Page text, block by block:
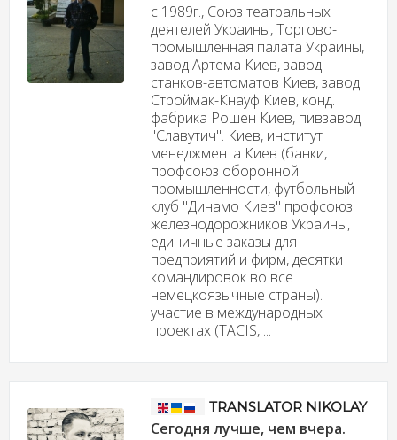
c 1989г., Союз театральных
деятелей Украины, Торгово-
промышленная палата Украины,
завод Артема Киев, завод
станков-автоматов Киев, завод
Строймак-Кнауф Киев, конд.
фабрика Рошен Киев, пивзавод
"Славутич". Киев, институт
менеджмента Киев (банки,
профсоюз оборонной
промышленности, футбольный
клуб "Динамо Киев" профсоюз
железнодорожников Украины,
единичные заказы для
предприятий и фирм, десятки
командировок во все
немецкоязычные страны).
участие в международных
проектах (TACIS, ...
TRANSLATOR NIKOLAY
Сегодня лучше, чем вчера.